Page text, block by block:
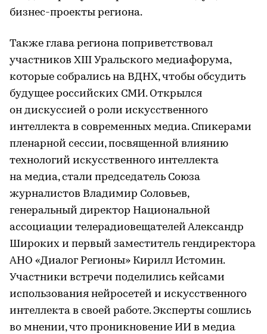
бизнес-проекты региона.
Также глава региона поприветствовал
участников XIII Уральского медиафорума,
которые собрались на ВДНХ, чтобы обсудить
будущее российских СМИ. Открылся
он дискуссией о роли искусственного
интеллекта в современных медиа. Спикерами
пленарной сессии, посвященной влиянию
технологий искусственного интеллекта
на медиа, стали председатель Союза
журналистов Владимир Соловьев,
генеральный директор Национальной
ассоциации телерадиовещателей Александр
Широких и первый заместитель гендиректора
АНО «Диалог Регионы» Кирилл Истомин.
Участники встречи поделились кейсами
использования нейросетей и искусственного
интеллекта в своей работе. Эксперты сошлись
во мнении, что проникновение ИИ в медиа